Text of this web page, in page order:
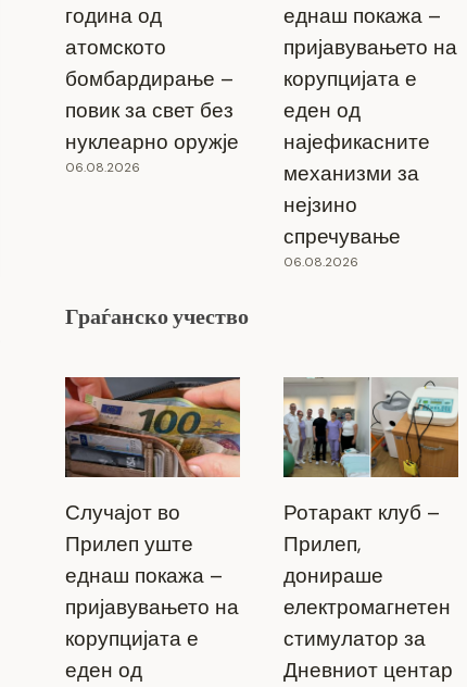
година од
атомското
бомбардирање –
повик за свет без
нуклеарно оружје
06.08.2026
еднаш покажа –
пријавувањето на
корупцијата е
еден од
најефикасните
механизми за
нејзино
спречување
06.08.2026
Граѓанско учество
Случајот во
Прилеп уште
еднаш покажа –
пријавувањето на
корупцијата е
еден од
Ротаракт клуб –
Прилеп,
донираше
електромагнетен
стимулатор за
Дневниот центар